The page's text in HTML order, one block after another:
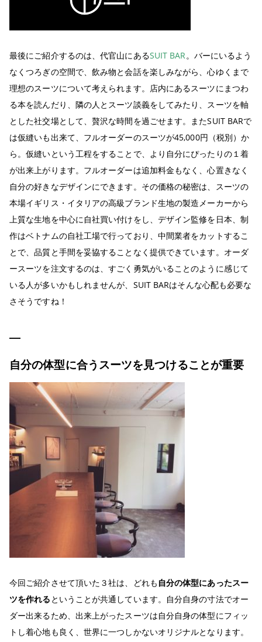
最後にご紹介するのは、代官山にあるSUIT BAR。バーにいるよう
なくつろぎの空間で、飲み物と会話を楽しみながら、心ゆくまで
理想のスーツについて考えられます。店内にあるスーツにまつわ
る本を読んだり、隣の人とスーツ談義をしてみたり、スーツを軸
とした社交場として、贅沢な時間を過ごせます。またSUIT BARで
は仮縫いも出来て、フルオーダーのスーツが45,000円（税別）か
ら。仮縫いという工程をすることで、より自分にぴったりの１着
が出来上がります。フルオーダーは追加料金もなく、心置きなく
自分の好きなデザインにできます。その価格の秘密は、スーツの
本場イギリス・イタリアの高級ブランド生地の製造メーカーから
上質な生地を中心に自社買い付けをし、デザイン監修を日本、制
作はベトナムの自社工場で行っており、中間業者をカットするこ
とで、品質と手間を妥協することなく提供できています。オーダ
ースーツを注文するのは、すごく勇気がいることのように感じて
いる人が多いかもしれませんが、SUIT BARはそんな心配も必要な
さそうですね！
自分の体型に合うスーツを見つけることが重要
今回ご紹介させて頂いた３社は、どれも 自分の体型にあったスー
ツを作れる ということが共通しています。自分自身の寸法でオー
ダー出来るため、出来上がったスーツは自分自身の体型にフィッ
トし着心地も良く、世界に一つしかないオリジナルとなります。